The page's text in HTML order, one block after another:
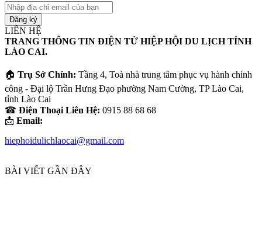
Nhập
địa
chỉ
email
của
bạn
LIÊN HỆ
TRANG THÔNG TIN ĐIỆN TỬ HIỆP HỘI DU LỊCH TỈNH
LÀO CAI.
🏠 Trụ Sở Chính: Tầng 4, Toà nhà trung tâm phục vụ hành chính
công - Đại lộ Trần Hưng Đạo phường Nam Cường, TP Lào Cai,
tỉnh Lào Cai
☎ Điện Thoại Liên Hệ: 0915 88 68 68
📩 Email:
hiephoidulichlaocai@gmail.com
BÀI VIẾT GẦN ĐÂY